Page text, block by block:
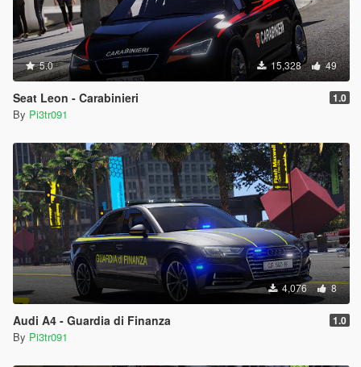
5.0 15,328 49
Seat Leon - Carabinieri 1.0
By Pi3tr091
4,076 8
Audi A4 - Guardia di Finanza 1.0
By Pi3tr091